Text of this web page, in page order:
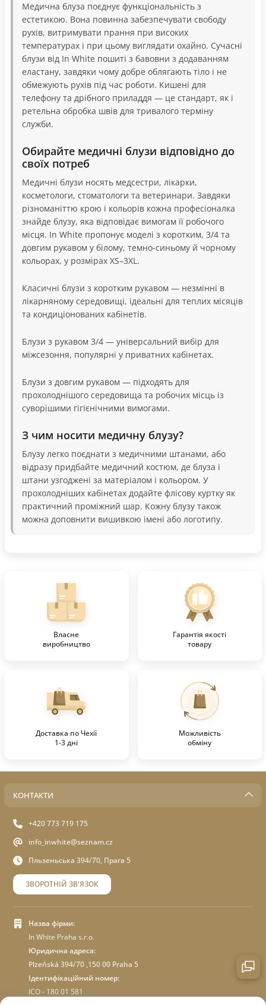
Медична блуза поєднує функціональність з
естетикою. Вона повинна забезпечувати свободу
рухів, витримувати прання при високих
температурах і при цьому виглядати охайно. Сучасні
блузи від In White пошиті з бавовни з додаванням
еластану, завдяки чому добре облягають тіло і не
обмежують рухів під час роботи. Кишені для
телефону та дрібного приладдя — це стандарт, як і
ретельна обробка швів для тривалого терміну
служби.
Обирайте медичні блузи відповідно до
своїх потреб
Медичні блузи носять медсестри, лікарки,
косметологи, стоматологи та ветеринари. Завдяки
різноманіттю крою і кольорів кожна професіоналка
знайде блузу, яка відповідає вимогам її робочого
місця. In White пропонує моделі з коротким, 3/4 та
довгим рукавом у білому, темно-синьому й чорному
кольорах, у розмірах XS–3XL.
Класичні блузи з коротким рукавом — незмінні в
лікарняному середовищі, ідеальні для теплих місяців
та кондиціонованих кабінетів.
Блузи з рукавом 3/4 — універсальний вибір для
міжсезоння, популярні у приватних кабінетах.
Блузи з довгим рукавом — підходять для
прохолоднішого середовища та робочих місць із
суворішими гігієнічними вимогами.
З чим носити медичну блузу?
Блузу легко поєднати з медичними штанами, або
відразу придбайте медичний костюм, де блуза і
штани узгоджені за матеріалом і кольором. У
прохолодніших кабінетах додайте флісову куртку як
практичний проміжний шар. Кожну блузу також
можна доповнити вишивкою імені або логотипу.
Власне
виробництво
Гарантія якості
товару
Доставка по Чехії
1-3 дні
Можливість
обміну
КОНТАКТИ
+420 773 719 175
info_inwhite@seznam.cz
Пльзеньська 394/70, Прага 5
ЗВОРОТНІЙ ЗВ'ЯЗОК
Назва фірми:
In White Praha s.r.o.
Юридична адреса:
Plzeňská 394/70 ,150 00 Praha 5
Ідентифікаційний номер:
ICO - 180 01 581